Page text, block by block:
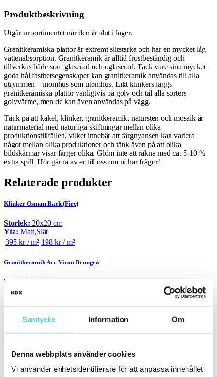
Samtycke Information Om
Denna webbplats använder cookies
Vi använder enhetsidentifierare för att anpassa innehållet
Produktbeskrivning
Utgår ur sortimentet när den är slut i lager.
Granitkeramiska plattor är extremt slitstarka och har en mycket låg
vattenabsorption. Granitkeramik är alltid frostbeständig och
tillverkas både som glaserad och oglaserad. Tack vare sina mycket
goda hållfasthetsegenskaper kan granitkeramik användas till alla
utrymmen – inomhus som utomhus. Likt klinkers läggs
granitkeramiska plattor vanligtvis på golv och tål alla sorters
golvvärme, men de kan även användas på vägg.
Tänk på att kakel, klinker, granitkeramik, natursten och mosaik är
naturmaterial med naturliga skiftningar mellan olika
produktionstillfällen, vilket innebär att färgnyansen kan variera
något mellan olika produktioner och tänk även på att olika
bildskärmar visar färger olika. Glöm inte att räkna med ca. 5-10 %
extra spill. Hör gärna av er till oss om ni har frågor!
Relaterade produkter
Klinker Osman Bark (Fire)
Storlek: 20x20 cm
Yta: Matt,Slät
395 kr / m² 198 kr / m²
Granitkeramik Arc Vizon Brungrå
Storlek:
10x10 cm
Yta:Matt,Slät
Klinker Kinetic Chocolate
325 kr / m² 163 kr / m²